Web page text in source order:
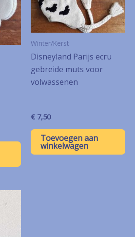
Winter/Kerst
Disneyland Parijs ecru
gebreide muts voor
volwassenen
€ 7,50
Toevoegen aan
winkelwagen